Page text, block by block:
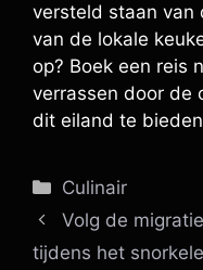
versteld staan van
van de lokale
op? Boek een reis
verrassen door de
dit eiland te
Categorieën
Culinair
Volg de
tijdens het